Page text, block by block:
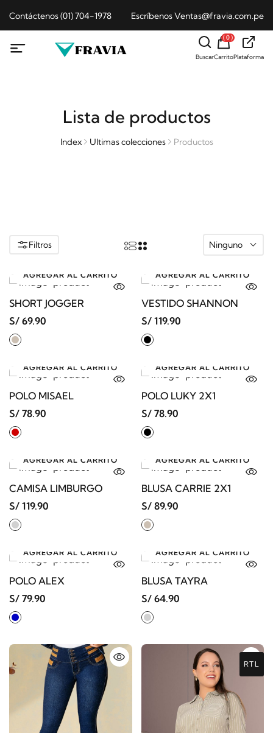
RTL
Contáctenos (01) 704-1978 Escríbenos Ventas@fravia.com.pe
Buscar
( 0 )
CarritoPlataforma
Lista de productos
Index Ultimas colecciones Productos
Filtros Ninguno
AGREGAR AL CARRITO
SHORT JOGGER
S/ 69.90
AGREGAR AL CARRITO
VESTIDO SHANNON
S/ 119.90
AGREGAR AL CARRITO
POLO MISAEL
S/ 78.90
AGREGAR AL CARRITO
POLO LUKY 2X1
S/ 78.90
AGREGAR AL CARRITO
CAMISA LIMBURGO
S/ 119.90
AGREGAR AL CARRITO
BLUSA CARRIE 2X1
S/ 89.90
AGREGAR AL CARRITO
POLO ALEX
S/ 79.90
AGREGAR AL CARRITO
BLUSA TAYRA
S/ 64.90